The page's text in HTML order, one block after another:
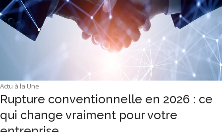
Actu à la Une
Rupture conventionnelle en 2026 : ce
qui change vraiment pour votre